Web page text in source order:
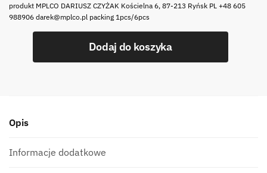
produkt MPLCO DARIUSZ CZYŻAK Kościelna 6, 87-213 Ryńsk PL +48 605
988906 darek@mplco.pl packing 1pcs/6pcs
dzbanek
Cast
Teapot
Dodaj do koszyka
Opis
Informacje dodatkowe